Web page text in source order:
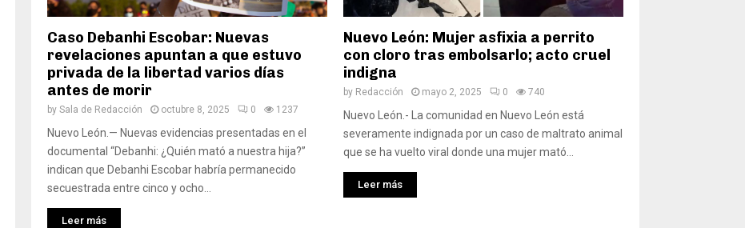
Caso Debanhi Escobar: Nuevas
revelaciones apuntan a que estuvo
privada de la libertad varios días
antes de morir
by Sala de Redacción octubre 8, 2025 0 1237
Nuevo León.— Nuevas evidencias presentadas en el
documental “Debanhi: ¿Quién mató a nuestra hija?”
indican que Debanhi Escobar habría permanecido
secuestrada entre cinco y ocho...
Leer más
Nuevo León: Mujer asfixia a perrito
con cloro tras embolsarlo; acto cruel
indigna
by Redacción mayo 2, 2025 0 740
Nuevo León.- La comunidad en Nuevo León está
severamente indignada por un caso de maltrato animal
que se ha vuelto viral donde una mujer mató...
Leer más